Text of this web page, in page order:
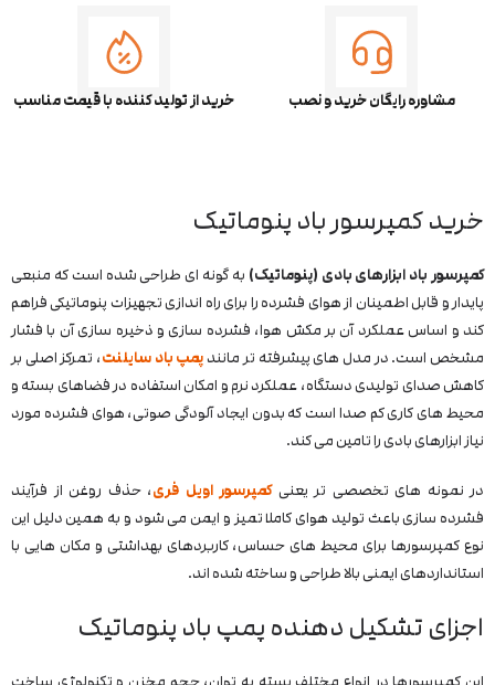
مشاوره رایگان خرید و نصب خرید از تولید کننده با قیمت مناسب
خرید کمپرسور باد پنوماتیک
کمپرسور باد ابزارهای بادی (پنوماتیک) به‌ گونه‌ ای طراحی شده است که منبعی
پایدار و قابل اطمینان از هوای فشرده را برای راه‌ اندازی تجهیزات پنوماتیکی فراهم
کند و اساس عملکرد آن بر مکش هوا، فشرده‌ سازی و ذخیره‌ سازی آن با فشار
مشخص است. در مدل‌ های پیشرفته‌ تر مانندپمپ باد سایلنت، تمرکز اصلی بر
کاهش صدای تولیدی دستگاه، عملکرد نرم و امکان استفاده در فضاهای بسته و
محیط‌ های کاری کم‌ صدا است که بدون ایجاد آلودگی صوتی، هوای فشرده مورد
نیاز ابزارهای بادی را تامین می‌ کند.
در نمونه‌ های تخصصی‌ تر یعنیکمپرسور اویل فری، حذف روغن از فرآیند
فشرده‌ سازی باعث تولید هوای کاملا تمیز و ایمن می‌ شود و به همین دلیل این
نوع کمپرسورها برای محیط‌ های حساس، کاربردهای بهداشتی و مکان‌ هایی با
استانداردهای ایمنی بالا طراحی و ساخته شده‌ اند.
اجزای تشکیل دهنده پمپ باد پنوماتیک